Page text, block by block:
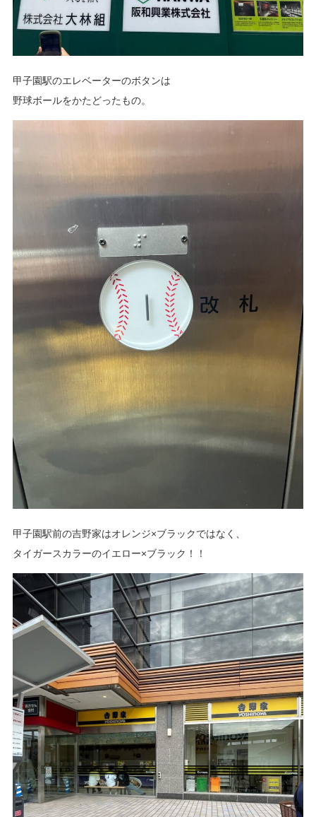
甲子園駅のエレベーターのボタンは
野球ボールをかたどったもの。
甲子園駅前の吉野家はオレンジ×ブラックではなく、
タイガースカラーのイエロー×ブラック！！